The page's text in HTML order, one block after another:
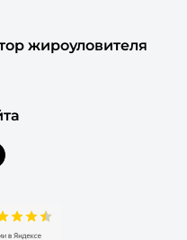
жироуловителя